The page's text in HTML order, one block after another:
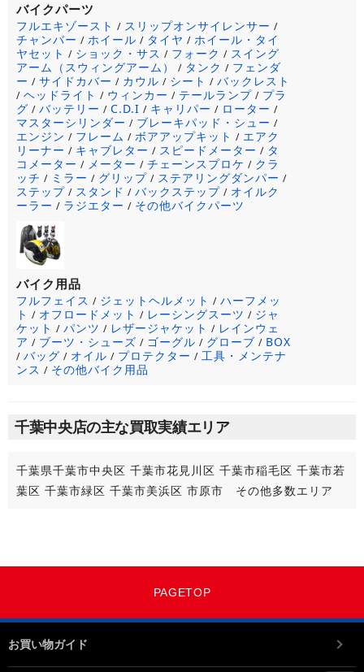
バイクパーツ
フルエキゾースト / スリップオンサイレンサー /
チャンバー / ホイール / タイヤ / ホイール・タイ
ヤセット / ショック・サス / フォーク / スイング
アーム（スウィングアーム）
/ タンク / フェンダ
ー / サイドカバー / カウル / シート / バックレスト
/ ヘッドライト / ウィンカー / テールランプ / プラ
グ / バッテリー / C.D.I / キャリパー / ローター /
マスターシリンダー / ブレーキパッド・シュー /
エンジン / フレーム / ボアアップキット / エアク
リーナー / キャブレター / スピードメーター / タ
コメーター / メーター / チェーンスプロケ / クラ
ッチ / ミラー / グリップ / ステアリングダンパー /
ステップ / スタンド / バックステップ / オイルク
ーラー / ラジエター / その他バイクパーツ
バイク用品
フルフェイス / ジェットヘルメット / ハーフメッ
ト / オフロードメット / レーシングスーツ / ジャ
ケット / パンツ / レザージャケット / レインウェ
ア / ブーツ・シューズ / ゴーグル / グローブ / BOX
/ バッグ / オイル / プロテクター / 工具・メンテナ
ンス / その他バイク用品
千葉中央店の主な買取実績エリア
千葉県千葉市中央区 千葉市花見川区 千葉市稲毛区 千葉市若
葉区 千葉市緑区 千葉市美浜区 市原市 その他多数エリア
PAGETOP
お買い物ガイド